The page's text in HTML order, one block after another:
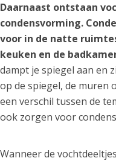
Daarnaast ontstaan
condensvorming.
voor in de natte
keuken en de
dampt je spiegel aan en
op de spiegel, de muren
een verschil tussen de
ook zorgen voor
Wanneer de